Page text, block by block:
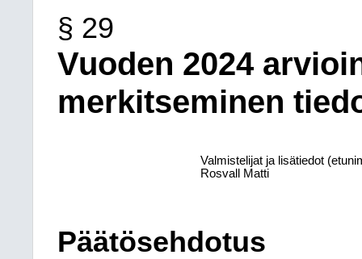
§ 29
Vuoden 2024
merkitseminen
Valmistelijat ja lisätiedot
Rosvall Matti
Päätösehdotus